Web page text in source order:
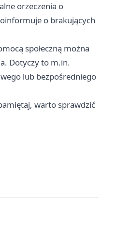
orzeczenia o
o brakujących
społeczną można
Dotyczy to m.in.
lub bezpośredniego
warto sprawdzić